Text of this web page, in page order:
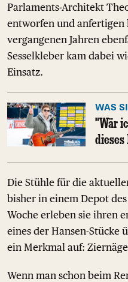
Parlaments-Architekt
entworfen und anfertigen
vergangenen Jahren
Sesselkleber kam dabei
Einsatz.
WAS
"Wär
Die Stühle für die
bisher in einem Depot
Woche erleben sie ihren
eines der Hansen-Stücke
ein Merkmal auf:
Wenn man schon beim